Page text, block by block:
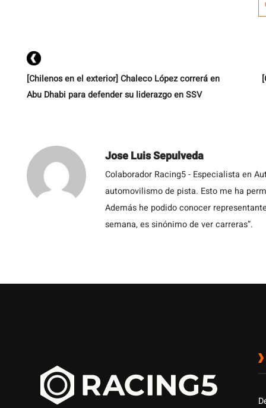
[Chilenos en el exterior] Chaleco López correrá en
Abu Dhabi para defender su liderazgo en SSV
Jose Luis Sepulveda
Colaborador Racing5 - Especialista en
automovilismo de pista. Esto me ha
Además he podido conocer
semana, es sinónimo de ver carreras”.